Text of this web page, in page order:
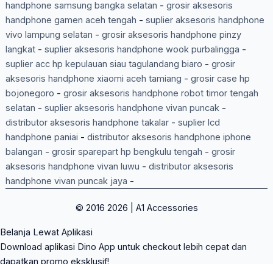
handphone samsung bangka selatan - grosir aksesoris
handphone gamen aceh tengah - suplier aksesoris handphone
vivo lampung selatan - grosir aksesoris handphone pinzy
langkat- suplier aksesoris handphone wook purbalingga -
suplier acc hp kepulauan siau tagulandang biaro - grosir
aksesoris handphone xiaomi aceh tamiang - grosir case hp
bojonegoro - grosir aksesoris handphone robot timor tengah
selatan - suplier aksesoris handphone vivan puncak-
distributor aksesoris handphone takalar- suplier lcd
handphone paniai - distributor aksesoris handphone iphone
balangan - grosir sparepart hp bengkulu tengah - grosir
aksesoris handphone vivan luwu - distributor aksesoris
handphone vivan puncak jaya -
© 2016 2026 | A1 Accessories
Belanja Lewat Aplikasi
Download aplikasi Dino App untuk checkout lebih cepat dan
dapatkan promo eksklusif!